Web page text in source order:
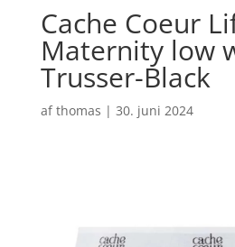
Cache Coeur
Maternity low
Trusser-Black
afthomas | 30. juni 2024